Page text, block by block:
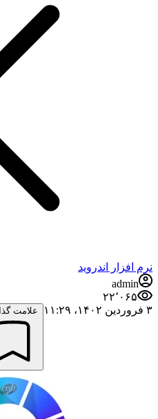
اندروید
علامت گذاری